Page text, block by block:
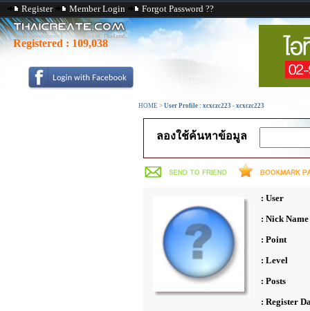
Register Member Login Forgot Password ??
Registered : 109,038
HOME > User Profile : xcxczc223 - xcxczc223
ลองใช้ค้นหาข้อมูล
: User
: Nick Name
: Point
: Level
: Posts
: Register